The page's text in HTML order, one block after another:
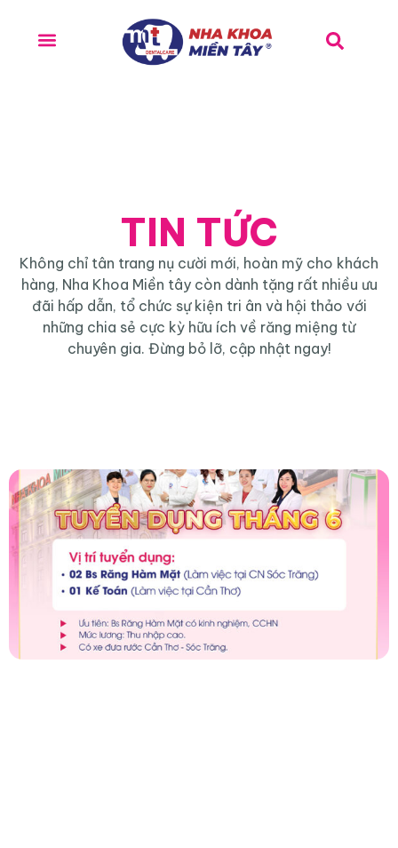
TIN TỨC
Không chỉ tân trang nụ cười mới, hoàn mỹ cho khách
hàng, Nha Khoa Miền tây còn dành tặng rất nhiều ưu
đãi hấp dẫn, tổ chức sự kiện tri ân và hội thảo với
những chia sẻ cực kỳ hữu ích về răng miệng từ
chuyên gia. Đừng bỏ lỡ, cập nhật ngay!